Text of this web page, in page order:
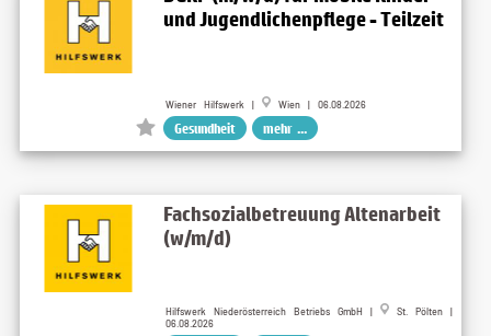
und Jugendlichenpflege - Teilzeit
Wiener Hilfswerk | Wien | 06.08.2026
Gesundheit mehr ...
Fachsozialbetreuung Altenarbeit
(w/m/d)
Hilfswerk Niederösterreich Betriebs GmbH |
St. Pölten |
06.08.2026